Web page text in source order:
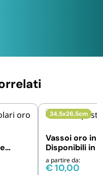
34,5x26,5cm
Vassoi oro in
Disponibili in
a partire da:
€10,00